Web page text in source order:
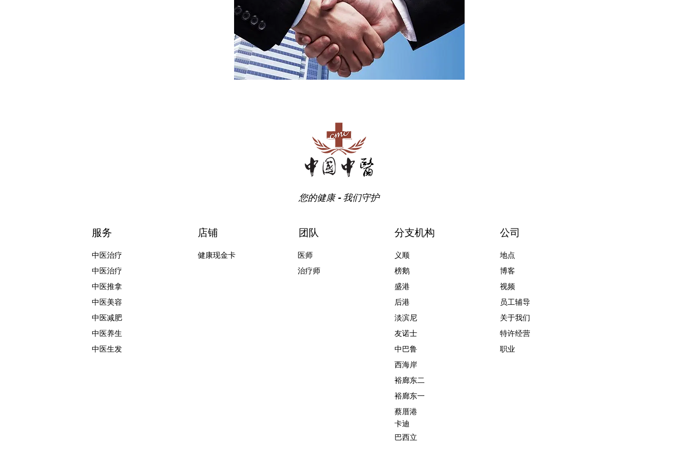
您的健康 - 我们守护
服务
中医治疗
中医治疗
店铺
健康现金卡
团队
医师
治疗师
中医推拿
中医美容
中医减肥
中医养生
中医生发
分支机构
义顺
榜鹅
盛港
后港
淡滨尼
友诺士
中巴鲁
公司
地点
博客
视频
员工辅导
关于我们
特许经营
职业
西海岸
裕廊东二
裕廊东一
蔡厝港
卡迪
​巴西立